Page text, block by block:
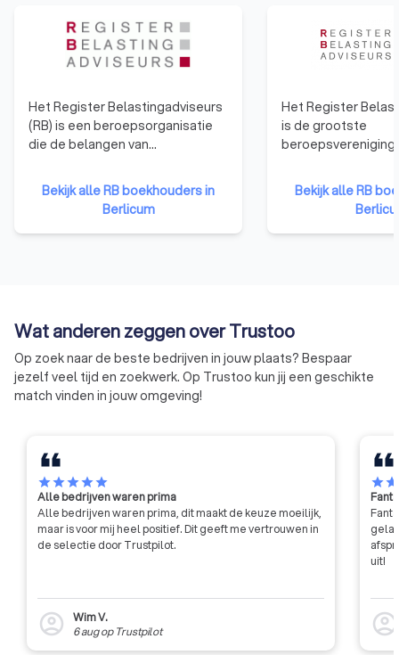
Het Register Belastingadviseurs
(RB) is een beroepsorganisatie
die de belangen van
zorgt voor hoge
kwaliteitsstandaarden. Je kunt
ervan op aan dat de boekhouder
die aangesloten is bij het RB,
ontwikkelingen. Daarnaast zal
deze boekhouder op een
integere manier te werk gaan,
want het RB hanteert een strikte
gedragscode voor leden. Het RB
hun boekhouders mogelijk
sterker zijn in fiscale zaken dan
een boekhouder van een andere
brancheorganisatie. Dus als je
denkt dat belastingen een groot
onderdeel van jouw financiële
een slimme keuze.
Bekijk alle RB boekhouders in
Berlicum
Het Register
is de grootste
beroepsvereniging
mkb. Als vereniging
ondersteunen ze
hun
hun belangen te
Bekijk alle RB
Wat anderen zeggen over Trustoo
Op zoek naar de beste bedrijven in jouw plaats? Bespaar
jezelf veel tijd en zoekwerk. Op Trustoo kun jij een geschikte
match vinden in jouw omgeving!
starstarstarstarstar
Alle bedrijven waren prima
Alle bedrijven waren prima, dit maakt de keuze moeilijk,
maar is voor mij heel positief. Dit geeft me vertrouwen in
de selectie door Trustpilot.
account_circle
Wim V.
6 augop Trustpilot
starstar
uit!
account_circle